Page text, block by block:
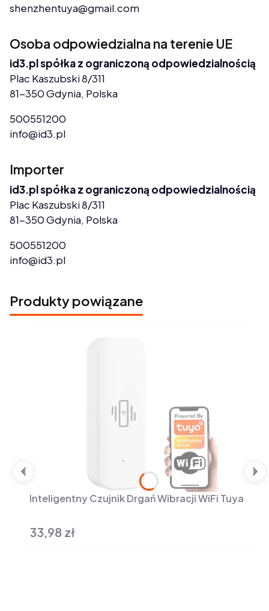
shenzhentuya@gmail.com
Osoba odpowiedzialna na terenie UE
id3.pl spółka z ograniczoną odpowiedzialnością
Plac Kaszubski 8/311
81-350 Gdynia, Polska
500551200
info@id3.pl
Importer
id3.pl spółka z ograniczoną odpowiedzialnością
Plac Kaszubski 8/311
81-350 Gdynia, Polska
500551200
info@id3.pl
Produkty powiązane
Inteligentny Czujnik Drgań Wibracji WiFi Tuya
Cena
33,98 zł